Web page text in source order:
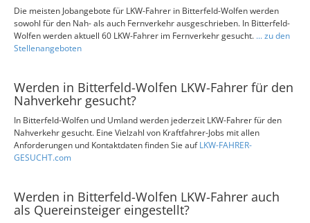
Die meisten Jobangebote für LKW-Fahrer in Bitterfeld-Wolfen werden
sowohl für den Nah- als auch Fernverkehr ausgeschrieben. In Bitterfeld-
Wolfen werden aktuell 60 LKW-Fahrer im Fernverkehr gesucht. ... zu den
Stellenangeboten
Werden in Bitterfeld-Wolfen LKW-Fahrer für den
Nahverkehr gesucht?
In Bitterfeld-Wolfen und Umland werden jederzeit LKW-Fahrer für den
Nahverkehr gesucht. Eine Vielzahl von Kraftfahrer-Jobs mit allen
Anforderungen und Kontaktdaten finden Sie aufLKW-FAHRER-
GESUCHT.com
Werden in Bitterfeld-Wolfen LKW-Fahrer auch
als Quereinsteiger eingestellt?